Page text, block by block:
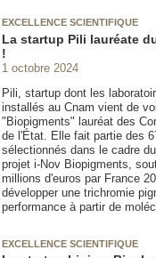
EXCELLENCE SCIENTIFIQUE
La startup Pili lauréate
!
1 octobre 2024
Pili, startup dont les
installés au Cnam vient de
"Biopigments" lauréat des
de l'État. Elle fait partie des
sélectionnés dans le cadre
projet i-Nov Biopigments,
millions d'euros par France
développer une trichromie
performance à partir de
EXCELLENCE SCIENTIFIQUE